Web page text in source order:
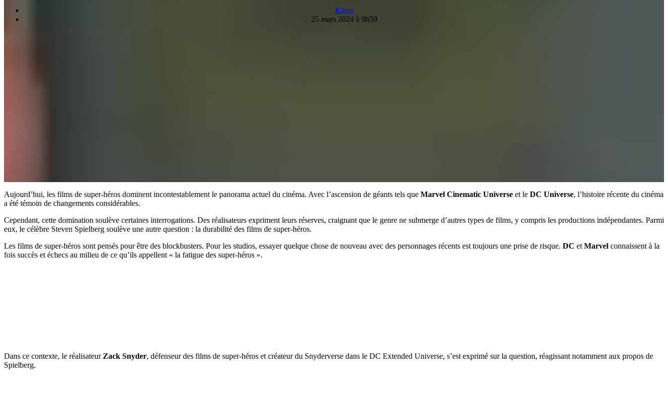
Klaus
25 mars 2024 à 9h59
Aujourd’hui, les films de super-héros dominent incontestablement le panorama actuel du cinéma. Avec l’ascension de géants tels que Marvel Cinematic Universe et le DC Universe, l’histoire récente du cinéma
a été témoin de changements considérables.
Cependant, cette domination soulève certaines interrogations. Des réalisateurs expriment leurs réserves, craignant que le genre ne submerge d’autres types de films, y compris les productions indépendantes. Parmi
eux, le célèbre Steven Spielberg soulève une autre question : la durabilité des films de super-héros.
Les films de super-héros sont pensés pour être des blockbusters. Pour les studios, essayer quelque chose de nouveau avec des personnages récents est toujours une prise de risque. DC et Marvel connaissent à la
fois succès et échecs au milieu de ce qu’ils appellent « la fatigue des super-héros ».
Dans ce contexte, le réalisateur Zack Snyder, défenseur des films de super-héros et créateur du Snyderverse dans le DC Extended Universe, s’est exprimé sur la question, réagissant notamment aux propos de
Spielberg.